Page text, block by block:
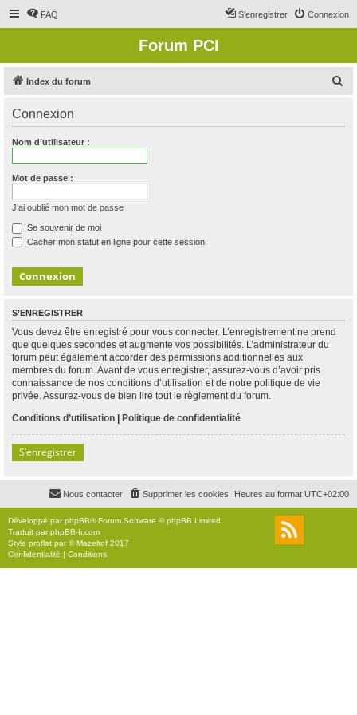
FAQ Connexion
S’enregistrer
Forum PCI
Index du forum
Connexion
Nom d’utilisateur :
Mot de passe :
J’ai oublié mon mot de passe
Se souvenir de moi
Cacher mon statut en ligne pour cette session
S’ENREGISTRER
Vous devez être enregistré pour vous connecter. L’enregistrement ne prend
que quelques secondes et augmente vos possibilités. L’administrateur du
forum peut également accorder des permissions additionnelles aux
membres du forum. Avant de vous enregistrer, assurez-vous d’avoir pris
connaissance de nos conditions d’utilisation et de notre politique de vie
privée. Assurez-vous de bien lire tout le règlement du forum.
Conditions d’utilisation | Politique de confidentialité
S’enregistrer
Heures au format UTC+02:00
Supprimer les cookies
Nous contacter
Développé parphpBB® Forum Software © phpBB Limited
Traduit parphpBB-fr.com
Style proflat par ©Mazeltof 2017
Confidentialité | Conditions